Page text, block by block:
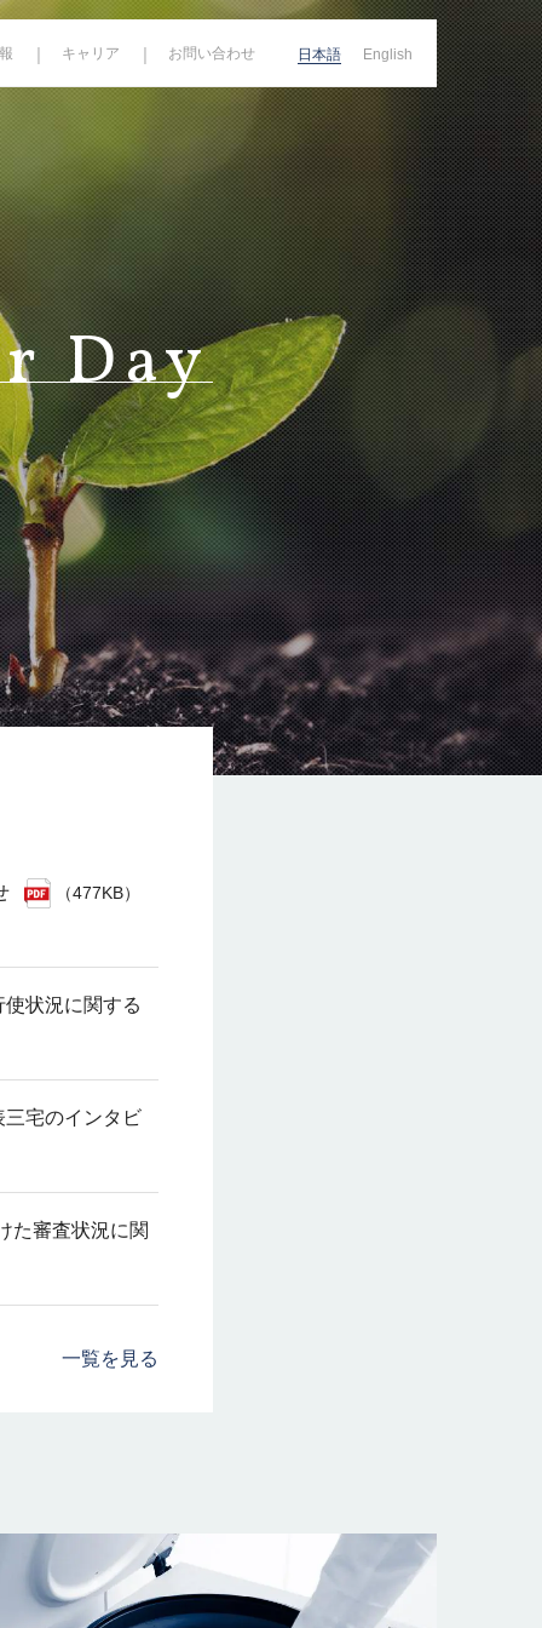
Day
（477KB）
状況に関する
宅のインタビ
た審査状況に関
一覧を見る
告 免責事項
キャリア お問い合わせ 日本語 English